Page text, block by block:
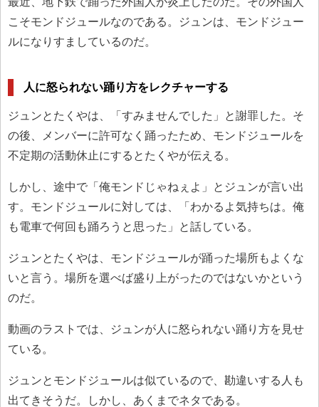
こそモンドジュールなのである。ジュンは、モンドジュー
ルになりすましているのだ。
人に怒られない踊り方をレクチャーする
ジュンとたくやは、「すみませんでした」と謝罪した。そ
の後、メンバーに許可なく踊ったため、モンドジュールを
不定期の活動休止にするとたくやが伝える。
しかし、途中で「俺モンドじゃねぇよ」とジュンが言い出
す。モンドジュールに対しては、「わかるよ気持ちは。俺
も電車で何回も踊ろうと思った」と話している。
ジュンとたくやは、モンドジュールが踊った場所もよくな
いと言う。場所を選べば盛り上がったのではないかという
のだ。
動画のラストでは、ジュンが人に怒られない踊り方を見せ
ている。
ジュンとモンドジュールは似ているので、勘違いする人も
出てきそうだ。しかし、あくまでネタである。